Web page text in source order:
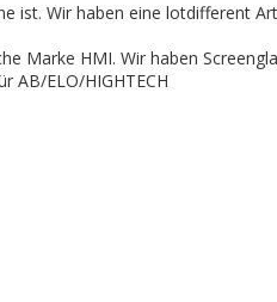
Wir haben eine lotdifferent
Marke HMI. Wir haben
AB/ELO/HIGHTECH